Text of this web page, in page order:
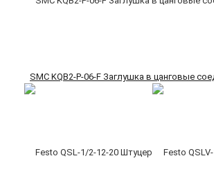
SMC KQB2-P-06-F Заглушка в цанговые